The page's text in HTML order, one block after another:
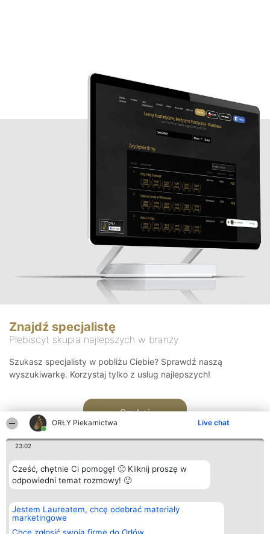
ORŁY Piekarnictwa Live chat
23:02
Cześć, chętnie Ci pomogę! 🙂 Kliknij proszę w
odpowiedni temat rozmowy! 🙂
Jestem Laureatem, chcę odebrać materiały
marketingowe
Znajdź specjalistę
Plebiscyt skupia najlepszych w branży
Szukasz specjalisty w pobliżu Ciebie? Sprawdź naszą
wyszukiwarkę. Korzystaj tylko z usług najlepszych!
Szukaj
Organizator plebiscytu
Bright Side Solutions sp. z o.
o. sp. k.
ul. Ruska 22
Plebiscyt
Laureaci
wszystkich
Kontakt
Kontakt